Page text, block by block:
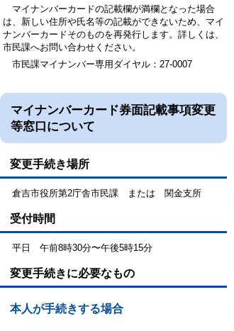
マイナンバーカードの記載欄が満欄となった場合
は、新しい住所や氏名等の記載ができないため、マイ
ナンバーカードそのものを再発行します。詳しくは、
市民課へお問い合わせください。
市民課マイナンバー専用ダイヤル：27-0007
マイナンバーカード券面記載事項変更
等窓口について
変更手続き場所
倉吉市役所第2庁舎市民課 または 関金支所
受付時間
平日 午前8時30分〜午後5時15分
変更手続きに必要なもの
本人が手続きする場合